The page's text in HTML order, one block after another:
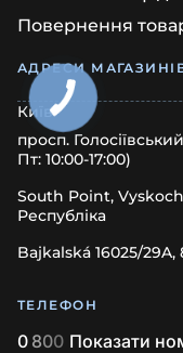
Повернення
АДРЕСИ
Київ
просп.
Пт: 10:00-17:00)
South Point,
Республіка
Bajkalská 16025/
ТЕЛЕФОН
0 800 Показати